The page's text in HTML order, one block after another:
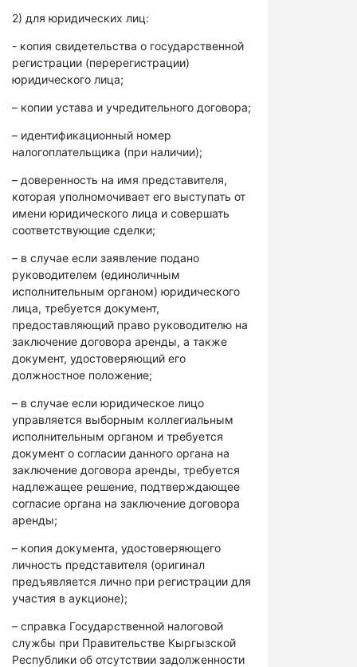
2) для юридических лиц:
- копия свидетельства о государственной
регистрации (перерегистрации)
юридического лица;
– копии устава и учредительного договора;
– идентификационный номер
налогоплательщика (при наличии);
– доверенность на имя представителя,
которая уполномочивает его выступать от
имени юридического лица и совершать
соответствующие сделки;
– в случае если заявление подано
руководителем (единоличным
исполнительным органом) юридического
лица, требуется документ,
предоставляющий право руководителю на
заключение договора аренды, а также
документ, удостоверяющий его
должностное положение;
– в случае если юридическое лицо
управляется выборным коллегиальным
исполнительным органом и требуется
документ о согласии данного органа на
заключение договора аренды, требуется
надлежащее решение, подтверждающее
согласие органа на заключение договора
аренды;
– копия документа, удостоверяющего
личность представителя (оригинал
предъявляется лично при регистрации для
участия в аукционе);
– справка Государственной налоговой
службы при Правительстве Кыргызской
Республики об отсутствии задолженности